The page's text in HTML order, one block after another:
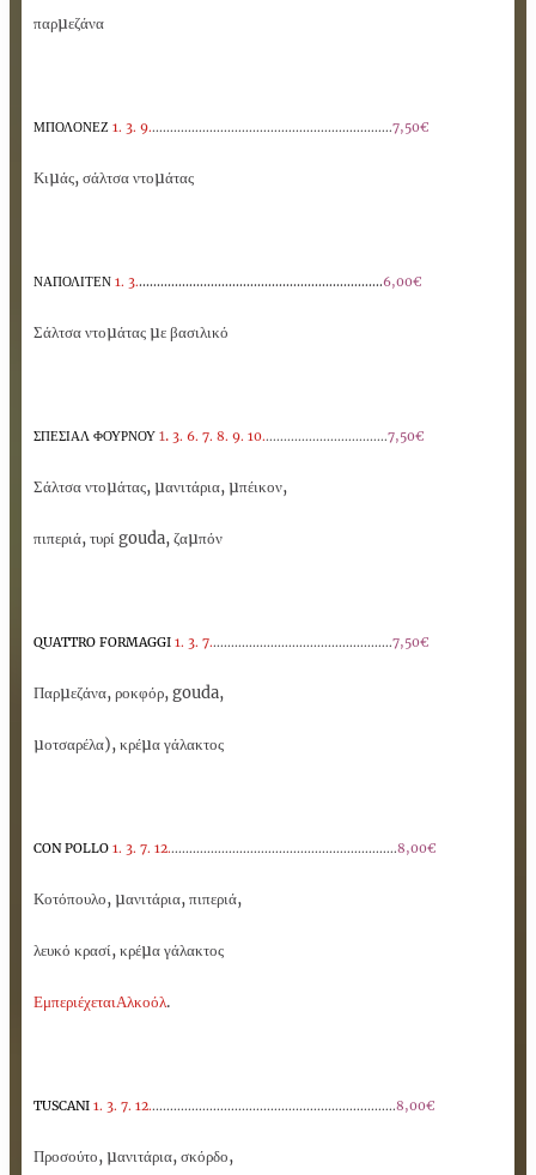
παρµεζάνα
ΜΠΟΛΟΝΕΖ 1. 3. 9....................................................................7,50€
Κιµάς, σάλτσα ντοµάτας
ΝΑΠΟΛΙΤΕΝ 1. 3.....................................................................6,00€
Σάλτσα ντοµάτας µε βασιλικό
ΣΠΕΣΙΑΛ ΦΟΥΡΝΟΥ 1. 3. 6. 7. 8. 9. 10...................................7,50€
Σάλτσα ντοµάτας, µανιτάρια, µπέικον,
πιπεριά, τυρί gouda, ζαµπόν
QUATTRO FORMAGGI 1. 3. 7...................................................7,50€
Παρµεζάνα, ροκφόρ, gouda,
µοτσαρέλα), κρέµα γάλακτος
CON POLLO 1. 3. 7. 12................................................................8,00€
Κοτόπουλο, µανιτάρια, πιπεριά,
λευκό κρασί, κρέµα γάλακτος
ΕμπεριέχεταιΑλκοόλ.
TUSCANI 1. 3. 7. 12.....................................................................8,00€
Προσούτο, µανιτάρια, σκόρδο,